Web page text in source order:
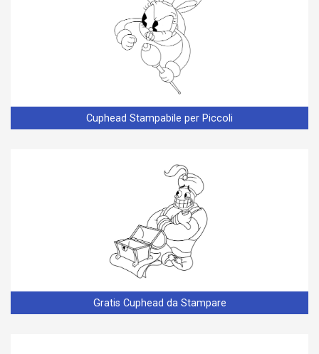
Cuphead Stampabile per Piccoli
Gratis Cuphead da Stampare